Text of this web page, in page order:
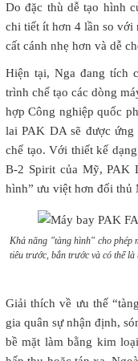
Do đặc thù dễ tạo hình
chi tiết ít hơn 4 lần so với
cất cánh nhẹ hơn và dễ
Hiện tại, Nga đang tích
trình chế tạo các dòng
hợp Công nghiệp quốc
lai PAK DA sẽ được
chế tạo. Với thiết kế
B-2 Spirit của Mỹ, PAK
hình” ưu việt hơn đối thủ
Khả năng "tàng hình" cho phép
tiêu trước, bắn trước và có thể là
Giải thích về ưu thế
gia quân sự nhận định,
bề mặt làm bằng kim